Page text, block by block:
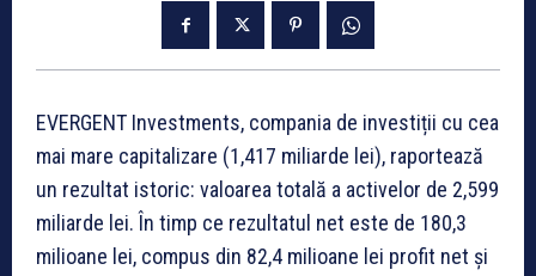
EVERGENT Investments, compania de investiții cu cea
mai mare capitalizare (1,417 miliarde lei), raportează
un rezultat istoric: valoarea totală a activelor de 2,599
miliarde lei. În timp ce rezultatul net este de 180,3
milioane lei, compus din 82,4 milioane lei profit net și